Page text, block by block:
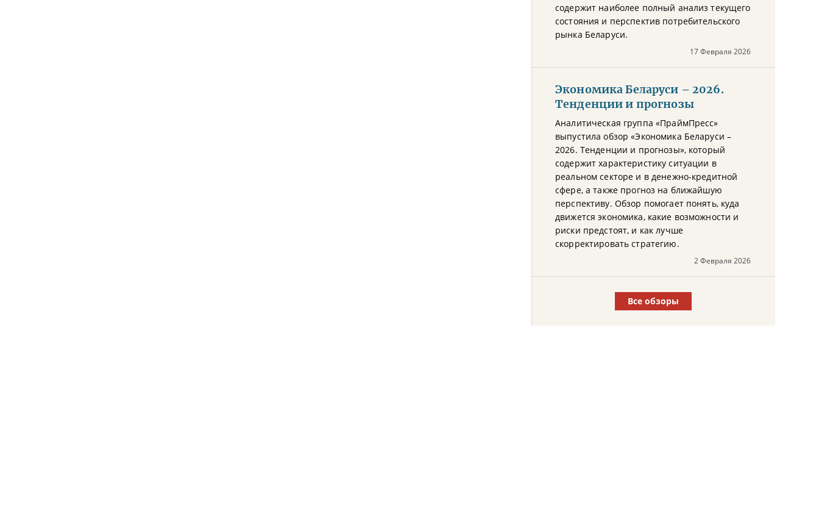
содержит наиболее полный анализ текущего
состояния и перспектив потребительского
рынка Беларуси.
17 Февраля 2026
Экономика Беларуси – 2026.
Тенденции и прогнозы
Аналитическая группа «ПраймПресс»
выпустила обзор «Экономика Беларуси –
2026. Тенденции и прогнозы», который
содержит характеристику ситуации в
реальном секторе и в денежно-кредитной
сфере, а также прогноз на ближайшую
перспективу. Обзор помогает понять, куда
движется экономика, какие возможности и
риски предстоят, и как лучше
скорректировать стратегию.
2 Февраля 2026
Все обзоры